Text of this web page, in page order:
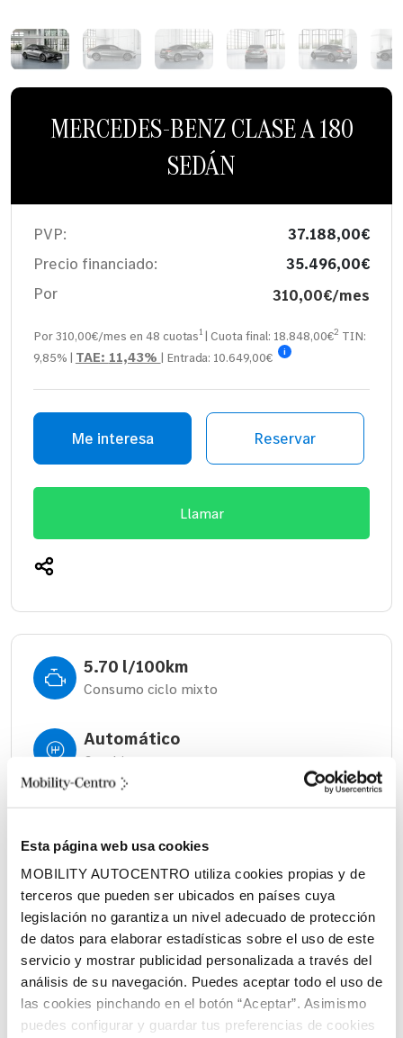
Esta página web usa cookies
MOBILITY AUTOCENTRO utiliza cookies propias y de
terceros que pueden ser ubicados en países cuya
legislación no garantiza un nivel adecuado de protección
de datos para elaborar estadísticas sobre el uso de este
servicio y mostrar publicidad personalizada a través del
análisis de su navegación. Puedes aceptar todo el uso de
las cookies pinchando en el botón “Aceptar”. Asimismo
puedes configurar y guardar tus preferencias de cookies
MERCEDES-BENZ CLASE A 180
SEDÁN
PVP:
37.188,00€
Precio financiado:
35.496,00€
Por
310,00€/mes
Por 310,00€/mes en 48 cuotas1 | Cuota final: 18.848,00€2 TIN:
9,85% | TAE: 11,43% | Entrada: 10.649,00€ i
Me interesa Reservar
Llamar
5.70 l/100km
Consumo ciclo mixto
Automático
Cambio
395 litros
Híbrido (Gasolina)
Combustible